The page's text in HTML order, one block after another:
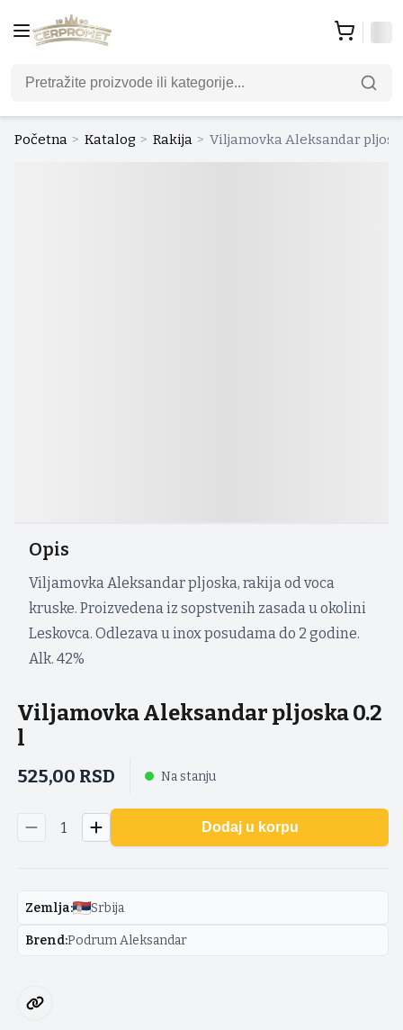
Početna > Katalog > Rakija > Viljamovka Aleksandar
Opis
Viljamovka Aleksandar pljoska, rakija od voca
kruske. Proizvedena iz sopstvenih zasada u okolini
Leskovca. Odlezava u inox posudama do 2 godine.
Alk. 42%
Viljamovka Aleksandar pljoska 0.2
l
525,00 RSD Na stanju
1 Dodaj u korpu
Zemlja: Srbija
Brend:Podrum Aleksandar